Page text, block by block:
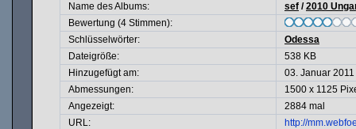
Name des Albums:
sef /2010
Bewertung (4 Stimmen):
Schlüsselwörter:
Odessa
Dateigröße:
538 KB
Hinzugefügt am:
03. Januar 2011
Abmessungen:
1500 x 1125
Angezeigt:
2884 mal
URL:
http://